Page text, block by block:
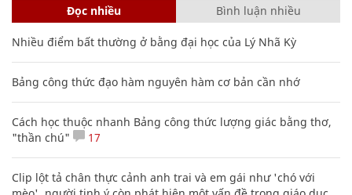
Đọc nhiều Bình luận nhiều
Nhiều điểm bất thường ở bằng đại học của Lý Nhã Kỳ
Bảng công thức đạo hàm nguyên hàm cơ bản cần nhớ
Cách học thuộc nhanh Bảng công thức lượng giác bằng thơ,
"thần chú"
17
Clip lột tả chân thực cảnh anh trai và em gái như 'chó với